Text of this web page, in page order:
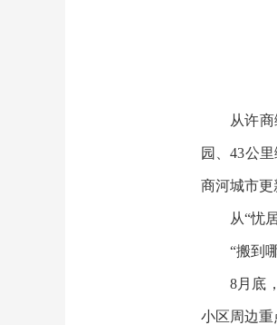
从许
园、43公
商河城市更
从“忧
“搬到
8月底
小区周边